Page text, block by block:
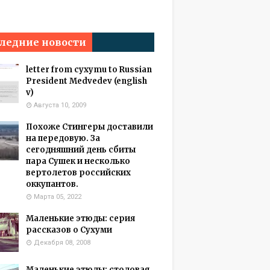
новости
letter from cyxymu to Russian
President Medvedev (english
v)
Августа 10, 2009
Похоже Стингеры доставили
на передовую. За
сегодняшний день сбиты
пара Сушек и несколько
вертолетов российских
оккупантов.
Марта 05, 2022
Маленькие этюды: серия
рассказов о Сухуми
Декабря 08, 2008